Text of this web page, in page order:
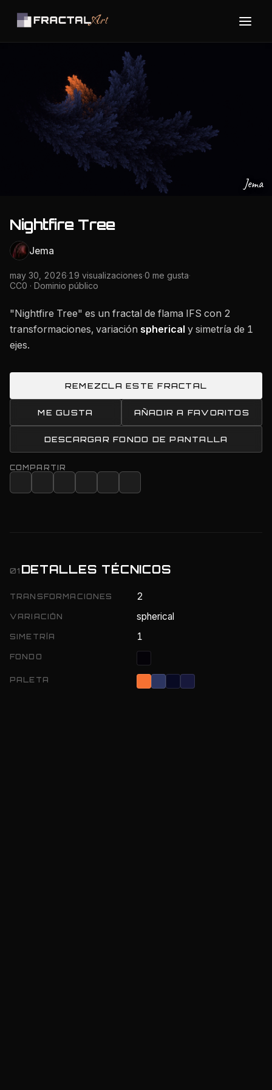
Jema
Nightfire Tree
Jema
may 30, 2026·19 visualizaciones·0 me gusta·
CC0 · Dominio público
"Nightfire Tree" es un fractal de flama IFS con 2
transformaciones, variación spherical y simetría de 1
ejes.
REMEZCLA ESTE FRACTAL
ME GUSTA AÑADIR A FAVORITOS
DESCARGAR FONDO DE PANTALLA
COMPARTIR
01 DETALLES TÉCNICOS
TRANSFORMACIONES 2
VARIACIÓN spherical
SIMETRÍA 1
FONDO
PALETA